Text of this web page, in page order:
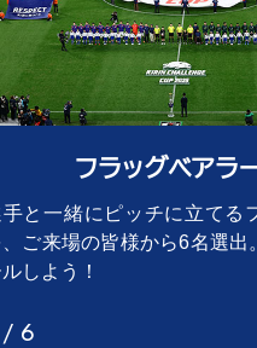
フラッグベアラ
と一緒にピッチに立てる
ご来場の皆様から6名選出
しよう！
/ 6